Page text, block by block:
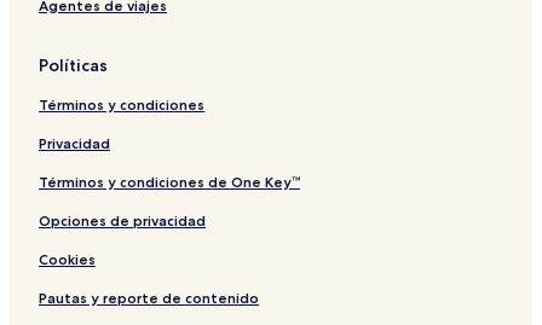
Hoteles baratos en Sado
Hoteles en Kumano
Hoteles en Narai-juku
Hoteles en Tsumago
Hoteles en Isla Hatsushima
Hoteles en Hayakawa
Ryokans en Aguas termales Kusatsu Onsen
Hoteles en Hiratsuka
Agentes de viajes
Políticas
Términos y condiciones
Privacidad
Términos y condiciones de One Key™
Opciones de privacidad
Cookies
Pautas y reporte de contenido